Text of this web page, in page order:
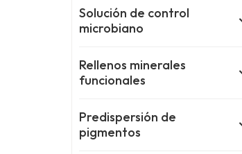
Solución de control
microbiano
Rellenos minerales
funcionales
Predispersión de
pigmentos